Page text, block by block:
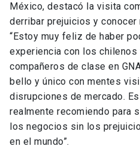
México, destacó la visita
derribar prejuicios y
“Estoy muy feliz de haber
experiencia con los chilenos
compañeros de clase en
bello y único con mentes
disrupciones de mercado.
realmente recomiendo para
los negocios sin los
en el mundo”.